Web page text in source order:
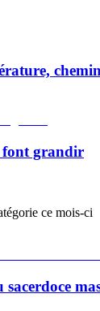
font grandir
ce mois-ci
sacerdoce